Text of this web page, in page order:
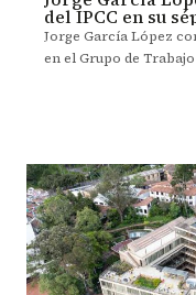
del IPCC en su
evaluación
Jorge García López
en el Grupo de